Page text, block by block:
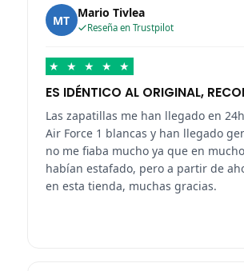
MT Mario Tivlea
Reseña en Trustpilot
★ ★ ★ ★ ★
ES IDÉNTICO AL ORIGINAL,
Las zapatillas me han llegado en
Air Force 1 blancas y han llegado
no me fiaba mucho ya que en
habían estafado, pero a partir de
en esta tienda, muchas gracias.